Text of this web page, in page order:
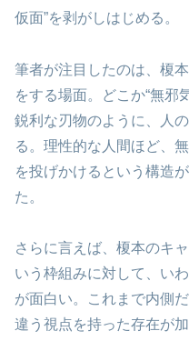
仮面”を剥がしはじめる。
筆者が注目したのは、榎
をする場面。どこか“無邪
鋭利な刃物のように、人
る。理性的な人間ほど、
を投げかけるという構造
た。
さらに言えば、榎本のキ
いう枠組みに対して、い
が面白い。これまで内側
違う視点を持った存在が